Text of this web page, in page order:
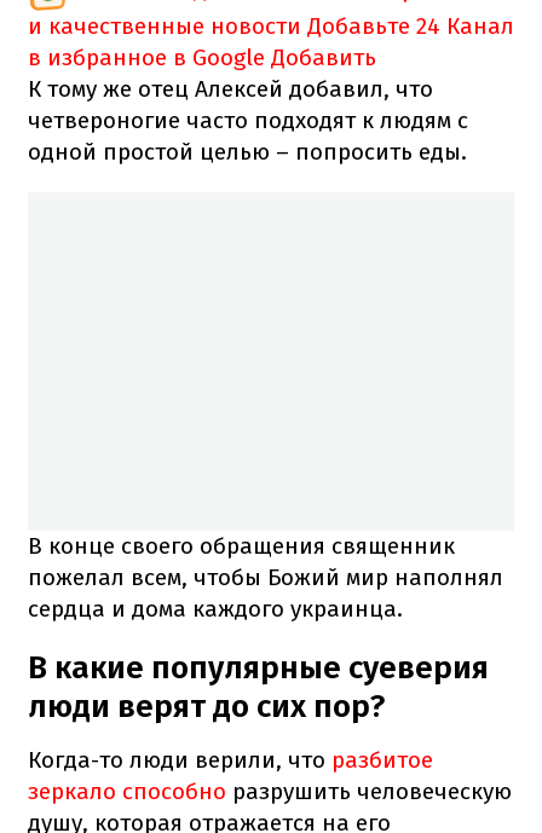
и качественные новости Добавьте 24 Канал
в избранное в Google Добавить
К тому же отец Алексей добавил, что
четвероногие часто подходят к людям с
одной простой целью – попросить еды.
В конце своего обращения священник
пожелал всем, чтобы Божий мир наполнял
сердца и дома каждого украинца.
В какие популярные суеверия
люди верят до сих пор?
Когда-то люди верили, что разбитое
зеркало способно разрушить человеческую
душу, которая отражается на его